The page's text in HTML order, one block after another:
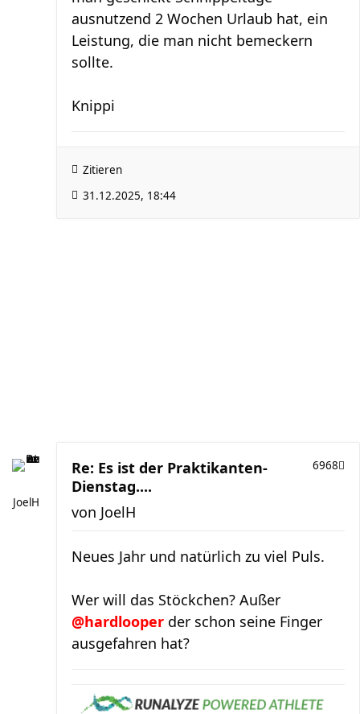
ausnutzend 2 Wochen Urlaub hat, ein
Leistung, die man nicht bemeckern
sollte.
Knippi
Zitieren
31.12.2025, 18:44
JoelH
Re: Es ist der Praktikanten-
Dienstag....
6968
von JoelH
Neues Jahr und natürlich zu viel Puls.
Wer will das Stöckchen? Außer
@hardlooper der schon seine Finger
ausgefahren hat?